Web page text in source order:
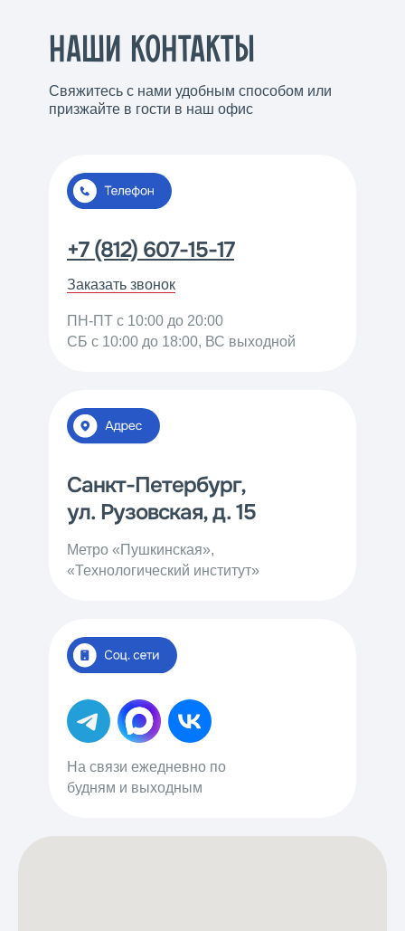
Свяжитесь с нами удобным способом или
призжайте в гости в наш офис
НАШИ КОНТАКТЫ
+7 (812) 607-15-17
Заказать звонок
ПН-ПТ c 10:00 до 20:00
СБ c 10:00 до 18:00, ВС выходной
Санкт-Петербург,
ул. Рузовская, д. 15
Метро «Пушкинская»,
«Технологический институт»
На связи ежедневно по
будням и выходным